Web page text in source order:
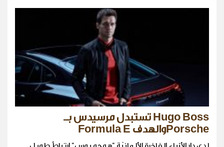
Hugo Boss تستبدل مرسيدس بـ
Porscheوالهدف Formula E